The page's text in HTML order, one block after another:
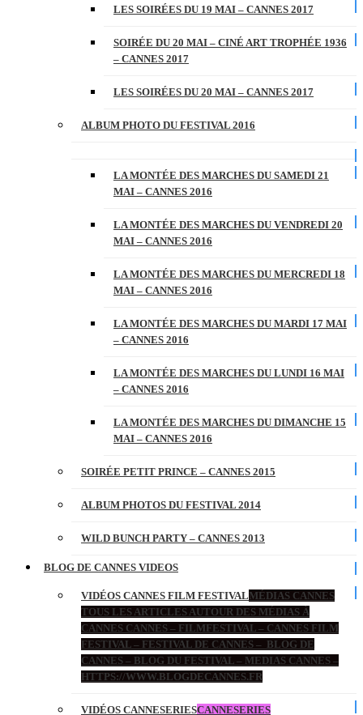
LES SOIRÉES DU 19 MAI – CANNES 2017
SOIRÉE DU 20 MAI – CINÉ ART TROPHÉE 1936
– CANNES 2017
LES SOIRÉES DU 20 MAI – CANNES 2017
ALBUM PHOTO DU FESTIVAL 2016
LA MONTÉE DES MARCHES DU SAMEDI 21
MAI – CANNES 2016
LA MONTÉE DES MARCHES DU VENDREDI 20
MAI – CANNES 2016
LA MONTÉE DES MARCHES DU MERCREDI 18
MAI – CANNES 2016
LA MONTÉE DES MARCHES DU MARDI 17 MAI
– CANNES 2016
LA MONTÉE DES MARCHES DU LUNDI 16 MAI
– CANNES 2016
LA MONTÉE DES MARCHES DU DIMANCHE 15
MAI – CANNES 2016
SOIRÉE PETIT PRINCE – CANNES 2015
ALBUM PHOTOS DU FESTIVAL 2014
WILD BUNCH PARTY – CANNES 2013
BLOG DE CANNES VIDEOS
VIDÉOS CANNES FILM FESTIVALMÉDIAS CANNES
TOUS LES ARTICLES AUTOUR DES MÉDIAS À
CANNES CANNES – FILMFESTIVAL – CANNES FILM
FESTIVAL – FESTIVAL DE CANNES – BLOG DE
CANNES – BLOG DU FESTIVAL – MEDIAS CANNES –
HTTPS://WWW.BLOGDECANNES.FR
VIDÉOS CANNESERIESCANNESERIES